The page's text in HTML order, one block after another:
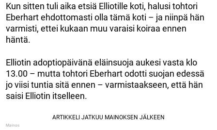
Kun sitten tuli aika etsiä Elliotille koti, halusi tohtori
Eberhart ehdottomasti olla tämä koti – ja niinpä hän
varmisti, ettei kukaan muu varaisi koiraa ennen
häntä.
Elliotin adoptiopäivänä eläinsuoja aukesi vasta klo
13.00 – mutta tohtori Eberhart odotti suojan edessä
jo viisi tuntia sitä ennen – varmistaakseen, että hän
saisi Elliotin itselleen.